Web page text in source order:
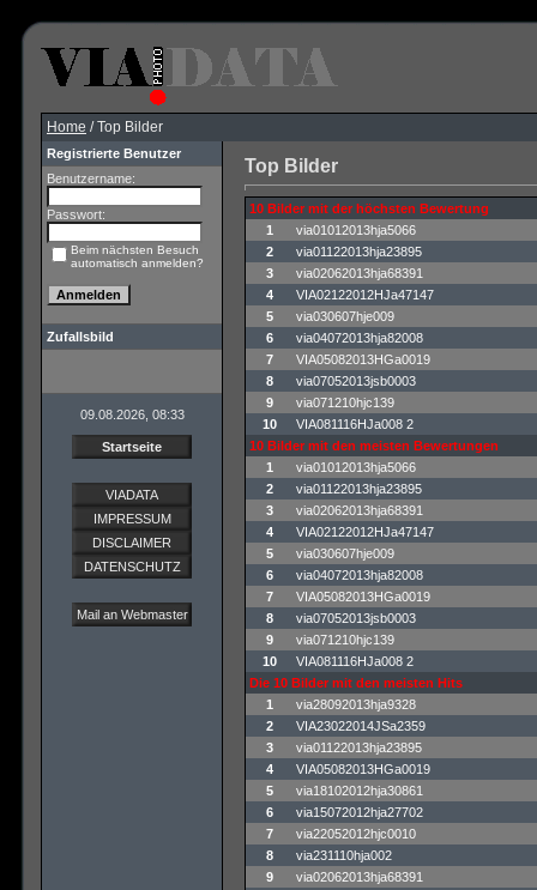
Home / Top Bilder
Registrierte Benutzer
Benutzername:
Passwort:
Beim nächsten Besuch
automatisch anmelden?
Zufallsbild
09.08.2026, 08:33
Startseite
VIADATA
IMPRESSUM
DISCLAIMER
DATENSCHUTZ
Mail an Webmaster
Top Bilder
10 Bilder mit der höchsten Bewertung
1
via01012013hja5066
2
via01122013hja23895
3
via02062013hja68391
4
VIA02122012HJa47147
5
via030607hje009
6
via04072013hja82008
7
VIA05082013HGa0019
8
via07052013jsb0003
9
via071210hjc139
10
VIA081116HJa008 2
10 Bilder mit den meisten Bewertungen
1
via01012013hja5066
2
via01122013hja23895
3
via02062013hja68391
4
VIA02122012HJa47147
5
via030607hje009
6
via04072013hja82008
7
VIA05082013HGa0019
8
via07052013jsb0003
9
via071210hjc139
10
VIA081116HJa008 2
Die 10 Bilder mit den meisten Hits
1
via28092013hja9328
2
VIA23022014JSa2359
3
via01122013hja23895
4
VIA05082013HGa0019
5
via18102012hja30861
6
via15072012hja27702
7
via22052012hjc0010
8
via231110hja002
9
via02062013hja68391